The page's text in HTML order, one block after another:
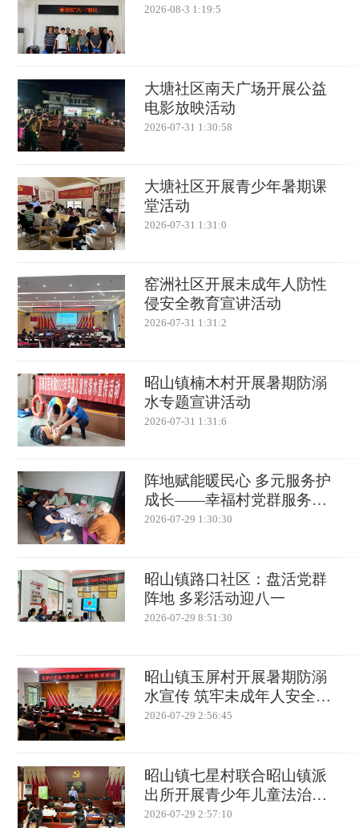
2026-08-3 1:19:5
大塘社区南天广场开展公益
电影放映活动
2026-07-31 1:30:58
大塘社区开展青少年暑期课
堂活动
2026-07-31 1:31:0
窑洲社区开展未成年人防性
侵安全教育宣讲活动
2026-07-31 1:31:2
昭山镇楠木村开展暑期防溺
水专题宣讲活动
2026-07-31 1:31:6
阵地赋能暖民心 多元服务护
成长——幸福村党群服务中
心多点发力办好民生实事
2026-07-29 1:30:30
昭山镇路口社区：盘活党群
阵地 多彩活动迎八一
2026-07-29 8:51:30
昭山镇玉屏村开展暑期防溺
水宣传 筑牢未成年人安全防
线
2026-07-29 2:56:45
昭山镇七星村联合昭山镇派
出所开展青少年儿童法治安
全宣讲活动
2026-07-29 2:57:10